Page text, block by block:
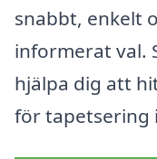
snabbt, enkelt
informerat val.
hjälpa dig att
för tapetsering